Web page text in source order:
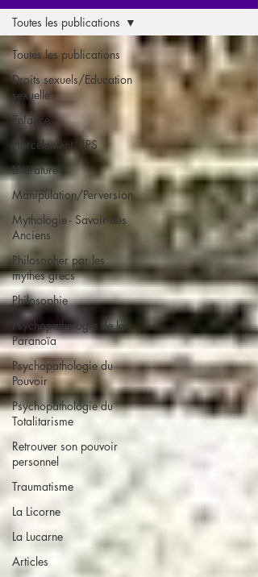
Toutes les publications
Droits sexuels/Education
sexuelle
Enfance
Harcèlement/RPS
Littérature
Manipulation/Perversion
Mythologie - Savoir des
Anciens
Philosopher par les
mythes grecs
Philosophie
Psychopathologie de la
Paranoïa
Psychopathologie du
Pouvoir
Psychopathologie du
Totalitarisme
Retrouver son pouvoir
personnel
Traumatisme
La Licorne
La Lucarne
Articles
Toutes les publications